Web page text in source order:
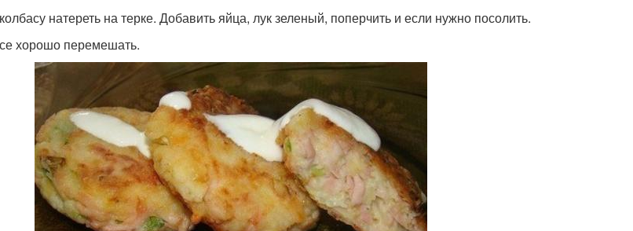
натереть на терке. Добавить яйца, лук зеленый, поперчить и если нужно посолить.
хорошо перемешать.